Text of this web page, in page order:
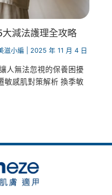
減法護理全攻略
滋小編 2025 年 11 月 4 日
人無法忽視的保養困擾
敏感肌對策解析 換季敏